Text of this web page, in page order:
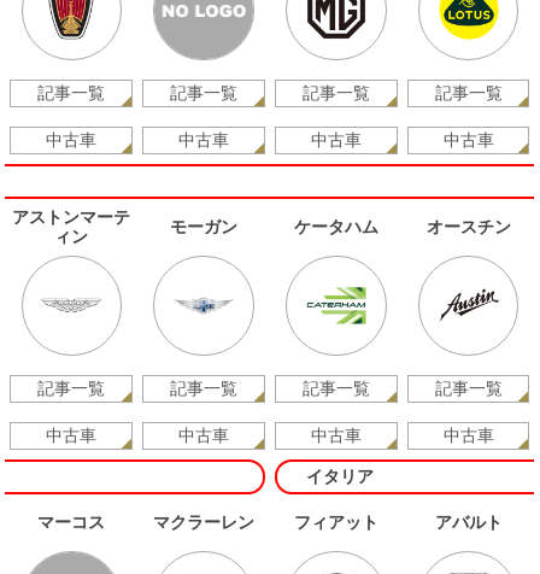
記事一覧
中古車
記事一覧
中古車
記事一覧
中古車
記事一覧
中古車
アストンマーテ
ィン
記事一覧
中古車
モーガン
記事一覧
中古車
ケータハム
記事一覧
中古車
オースチン
記事一覧
中古車
マーコス マクラーレン
イタリア
フィアット アバルト